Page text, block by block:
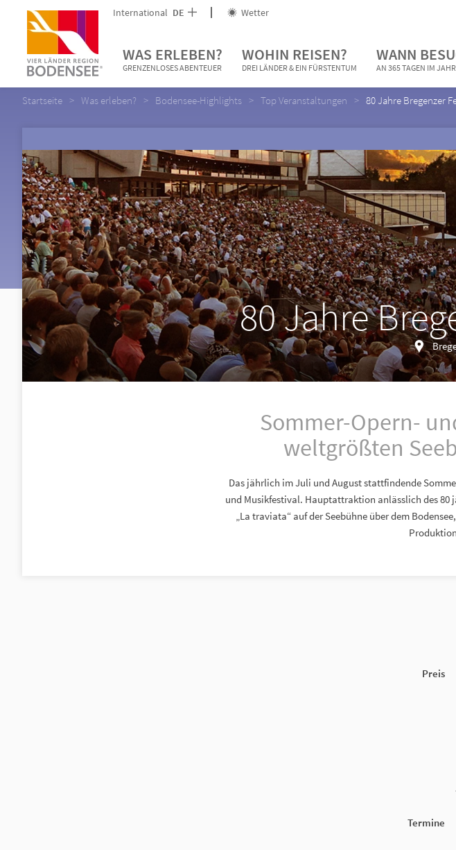
International DE Wetter
WAS ERLEBEN?
GRENZENLOSES ABENTEUER
WOHIN REISEN?
DREI LÄNDER & EIN FÜRSTENTUM
WANN
AN 365 TAGEN IM JAHR
Startseite Was erleben? Bodensee-Highlights Top Veranstaltungen 80 Jahre Bregenzer
80 Jahre
Sommer-Opern-
weltgrößten
Das jährlich im Juli und August stattfindende
und Musikfestival. Hauptattraktion anlässlich des
„La traviata“ auf der Seebühne über dem
Preis
Termine